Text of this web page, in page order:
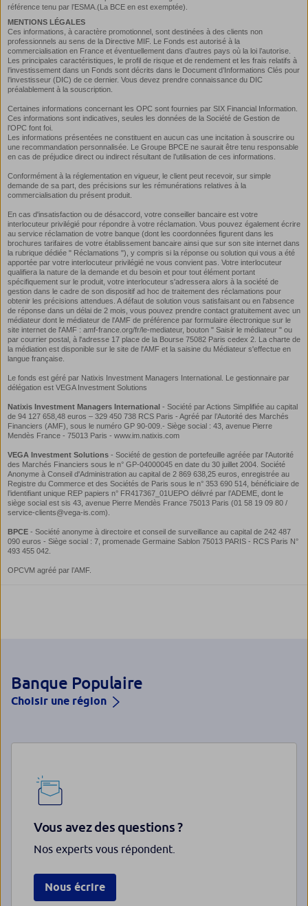
Banque Populaire
Choisir une région
Vous avez des questions ?
Nos experts vous répondent.
Nous écrire